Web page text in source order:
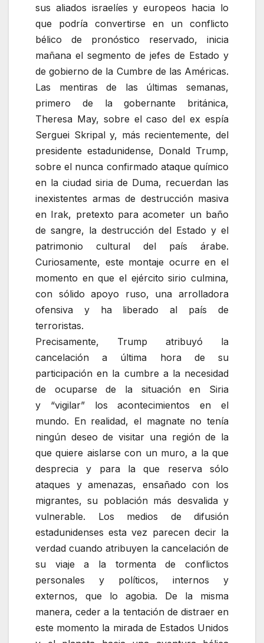
sus aliados israelíes y europeos hacia lo
que podría convertirse en un conflicto
bélico de pronóstico reservado, inicia
mañana el segmento de jefes de Estado y
de gobierno de la Cumbre de las Américas.
Las mentiras de las últimas semanas,
primero de la gobernante británica,
Theresa May, sobre el caso del ex espía
Serguei Skripal y, más recientemente, del
presidente estadunidense, Donald Trump,
sobre el nunca confirmado ataque químico
en la ciudad siria de Duma, recuerdan las
inexistentes armas de destrucción masiva
en Irak, pretexto para acometer un baño
de sangre, la destrucción del Estado y el
patrimonio cultural del país árabe.
Curiosamente, este montaje ocurre en el
momento en que el ejército sirio culmina,
con sólido apoyo ruso, una arrolladora
ofensiva y ha liberado al país de
terroristas.
Precisamente, Trump atribuyó la
cancelación a última hora de su
participación en la cumbre a la necesidad
de ocuparse de la situación en Siria
y
vigilar los acontecimientos en el
mundo. En realidad, el magnate no tenía
ningún deseo de visitar una región de la
que quiere aislarse con un muro, a la que
desprecia y para la que reserva sólo
ataques y amenazas, ensañado con los
migrantes, su población más desvalida y
vulnerable. Los medios de difusión
estadunidenses esta vez parecen decir la
verdad cuando atribuyen la cancelación de
su viaje a la tormenta de conflictos
personales y políticos, internos y
externos, que lo agobia. De la misma
manera, ceder a la tentación de distraer en
este momento la mirada de Estados Unidos